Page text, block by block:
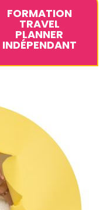
FORMATION
TRAVEL
PLANNER
INDÉPENDANT